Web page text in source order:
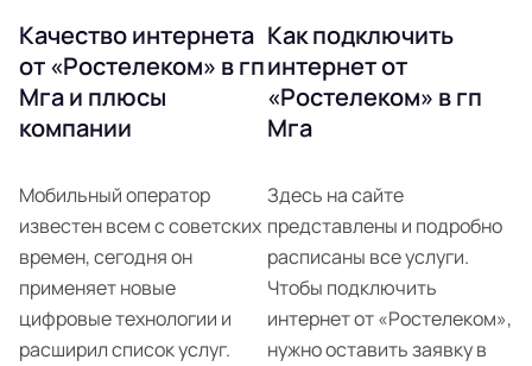
Качество интернета
от «Ростелеком» в гп
Мга и плюсы
компании
Мобильный оператор
известен всем с советских
времен, сегодня он
применяет новые
цифровые технологии и
расширил список услуг.
Как подключить
интернет от
«Ростелеком» в гп
Мга
Здесь на сайте
представлены и подробно
расписаны все услуги.
Чтобы подключить
интернет от «Ростелеком»,
нужно оставить заявку в